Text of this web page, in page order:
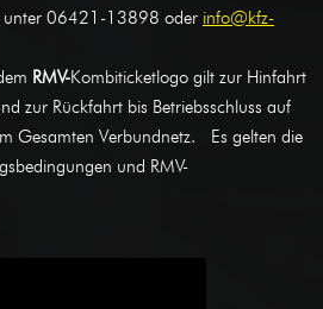
unter 06421-13898 oder info@kfz-
RMV-Kombiticketlogo gilt zur Hinfahrt
zur Rückfahrt bis Betriebsschluss auf
Gesamten Verbundnetz. Es gelten die
und RMV-